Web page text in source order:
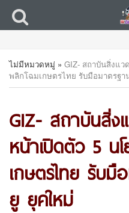
ไม่มีหมวดหมู่ » GIZ- สถาบันสิ่งแว
พลิกโฉมเกษตรไทย รับมือมาตรฐ
GIZ- สถาบันสิ่ง
หน้าเปิดตัว 5 น
เกษตรไทย รับมื
ยู ยุคใหม่